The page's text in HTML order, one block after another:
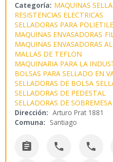
Categoría: MAQUINAS
RESISTENCIAS ELECTRICAS
SELLADORAS PARA
MAQUINAS ENVASADORAS
MAQUINAS ENVASADORAS
MALLAS DE TEFLON
MAQUINARIA PARA LA
BOLSAS PARA SELLADO EN
SELLADORAS DE BOLSA
SELLADORAS DE PEDESTAL
SELLADORAS DE SOBREMESA
Dirección: Arturo Prat 1881
Comuna: Santiago
  